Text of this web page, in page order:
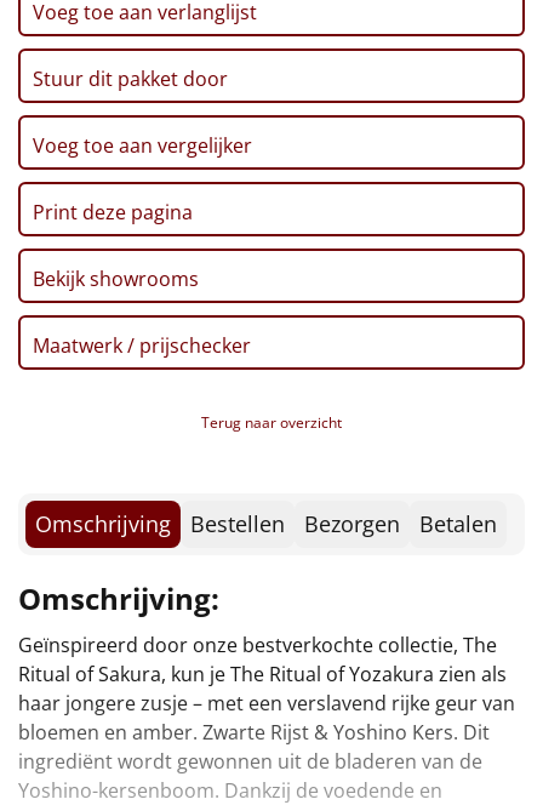
Artikel
Hitster NIEUW
Pizzarette
Tas
Wake up light
Borrelplank
Noodradio NIEUW
Alle artikelen
Overige
Ideeën
Personeel
Voeg toe aan verlanglijst
Stuur dit pakket door
Voeg toe aan vergelijker
Print deze pagina
Bekijk showrooms
Maatwerk / prijschecker
Terug naar overzicht
Omschrijving Bestellen Bezorgen Betalen
Omschrijving:
Geïnspireerd door onze bestverkochte collectie, The
Ritual of Sakura, kun je The Ritual of Yozakura zien als
haar jongere zusje – met een verslavend rijke geur van
bloemen en amber. Zwarte Rijst & Yoshino Kers. Dit
ingrediënt wordt gewonnen uit de bladeren van de
Yoshino-kersenboom. Dankzij de voedende en
beschermende eigenschappen voelt de huid fris en
gerevitaliseerd aan. In combinatie met zwarte rijst
helpt deze antioxidantrijke lichaamsverzorging de
huidtextuur verbeteren, terwijl het een fruitige en